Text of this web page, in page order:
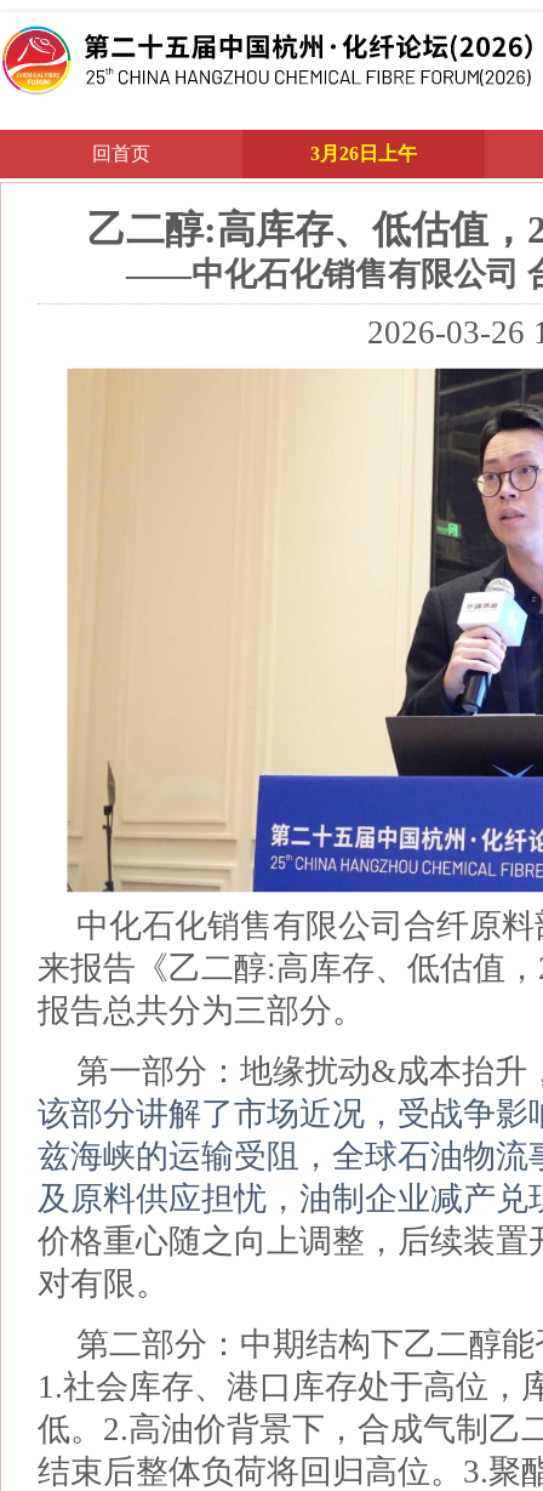
回首页 3月26日上午
乙二醇:高库存、低估值，
——中化石化销售有限公司
2026-03-26
中化石化销售有限公司合纤原
来报告《乙二醇:高库存、低估值
报告总共分为三部分。
第一部分：地缘扰动&成本抬升
该部分讲解了市场近况，受战争
兹海峡的运输受阻，全球石油物
及原料供应担忧，油制企业减产
价格重心随之向上调整，后续装
对有限。
第二部分：中期结构下乙二醇
1.社会库存、港口库存处于高位，
低。2.高油价背景下，合成气制乙
结束后整体负荷将回归高位。3.聚